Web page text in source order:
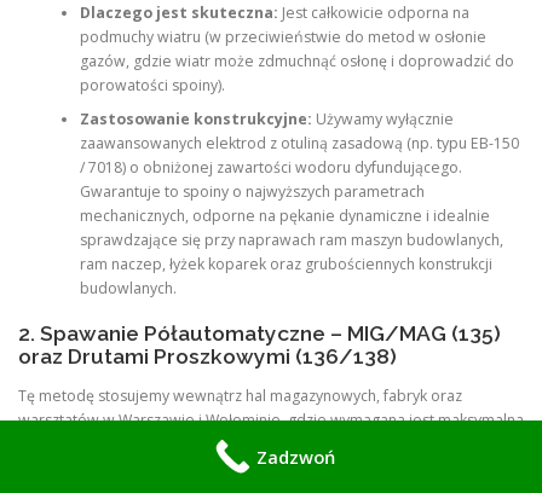
Dlaczego jest skuteczna: Jest całkowicie odporna na
podmuchy wiatru (w przeciwieństwie do metod w osłonie
gazów, gdzie wiatr może zdmuchnąć osłonę i doprowadzić do
porowatości spoiny).
Zastosowanie konstrukcyjne: Używamy wyłącznie
zaawansowanych elektrod z otuliną zasadową (np. typu EB-150
/ 7018) o obniżonej zawartości wodoru dyfundującego.
Gwarantuje to spoiny o najwyższych parametrach
mechanicznych, odporne na pękanie dynamiczne i idealnie
sprawdzające się przy naprawach ram maszyn budowlanych,
ram naczep, łyżek koparek oraz grubościennych konstrukcji
budowlanych.
2. Spawanie Półautomatyczne – MIG/MAG (135)
oraz Drutami Proszkowymi (136/138)
Tę metodę stosujemy wewnątrz hal magazynowych, fabryk oraz
warsztatów w Warszawie i Wołominie, gdzie wymagana jest maksymalna
szybkość i wydajność układania spoin wielościegowych.
Zadzwoń